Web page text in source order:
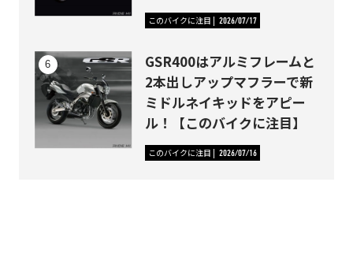
このバイクに注目 2026/07/17
GSR400はアルミフレームと
2本出しアップマフラーで新
ミドルネイキッドをアピー
ル！【このバイクに注目】
このバイクに注目 2026/07/16